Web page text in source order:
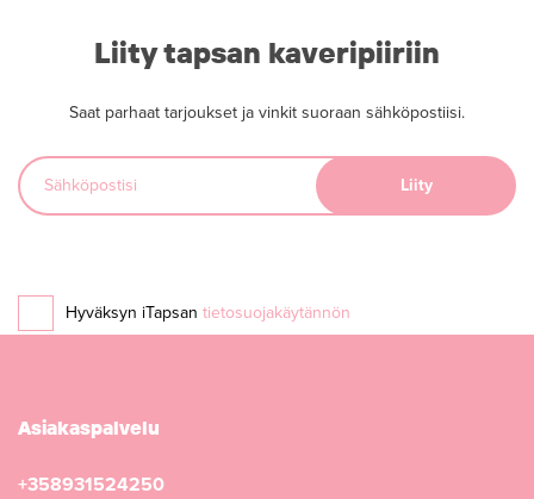
Liity tapsan kaveripiiriin
Saat parhaat tarjoukset ja vinkit suoraan sähköpostiisi.
Hyväksyn iTapsan tietosuojakäytännön
Asiakaspalvelu
+358931524250